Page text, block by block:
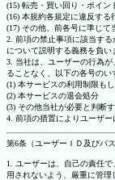
(15) 転売・買い回り・ポイ
(16) 本規約各規定に違反する
(17) その他、前各号に準じ
2. 前項の禁止事項に該当す
について説明する義務を負い
3. 当社は、ユーザーの行為
ることなく、以下の各号のい
(1) 本サービスの利用制限も
(2) 本サービスの退会処分
(3) その他当社が必要と判断
4. 前項の措置によりユーザー
第6条（ユーザーＩＤ及びパ
1. ユーザーは、自己の責任
用されないよう、厳重に管理